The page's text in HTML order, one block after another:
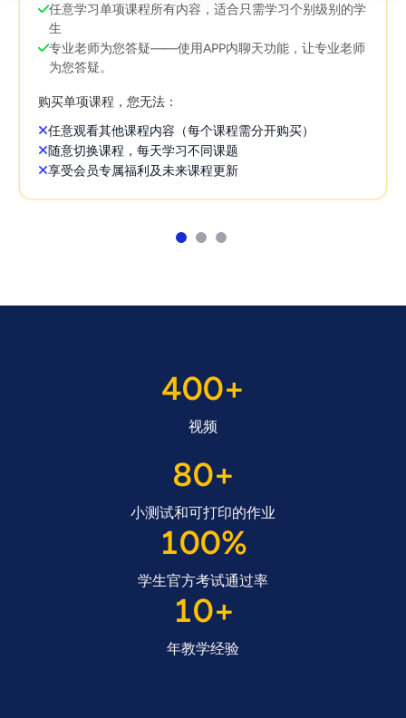
任意学习单项课程所有内容，适合只需学习个别级别的学
生
专业老师为您答疑——使用APP内聊天功能，让专业老师
为您答疑。
购买单项课程，您无法：
任意观看其他课程内容（每个课程需分开购买）
随意切换课程，每天学习不同课题
享受会员专属福利及未来课程更新
400+
视频
80+
小测试和可打印的作业
100%
学生官方考试通过率
10+
年教学经验